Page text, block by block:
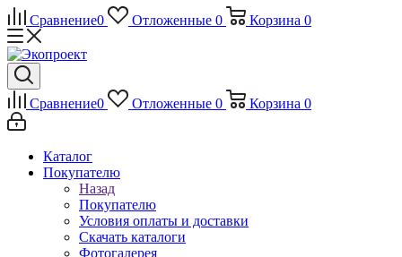
Сравнение0 Отложенные 0 Корзина 0
Сравнение0 Отложенные 0 Корзина 0
Каталог
Покупателю
Назад
Покупателю
Условия оплаты и доставки
Скачать каталоги
Фотогалерея